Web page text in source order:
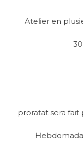
Atelier en
proratat sera fait